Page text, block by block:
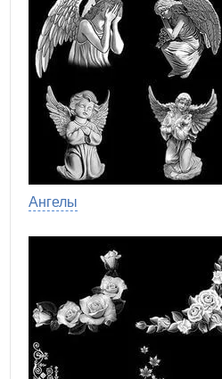
Ангелы